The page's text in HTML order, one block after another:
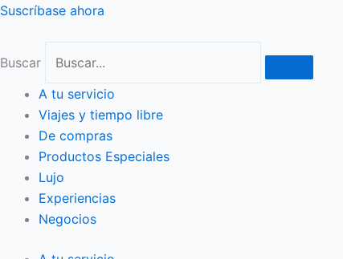
Ir
Suscríbase ahora
Buscar
A tu servicio
Viajes y tiempo libre
De compras
Productos Especiales
Lujo
Experiencias
Negocios